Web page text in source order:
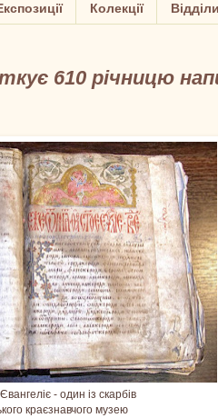
Колекції Відділи
610 річницю
- один із скарбів
краєзнавчого музею